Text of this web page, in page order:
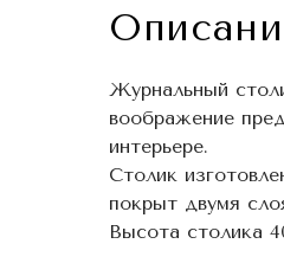
Журнальный
воображение
интерьере.
Столик
покрыт двумя
Высота столика